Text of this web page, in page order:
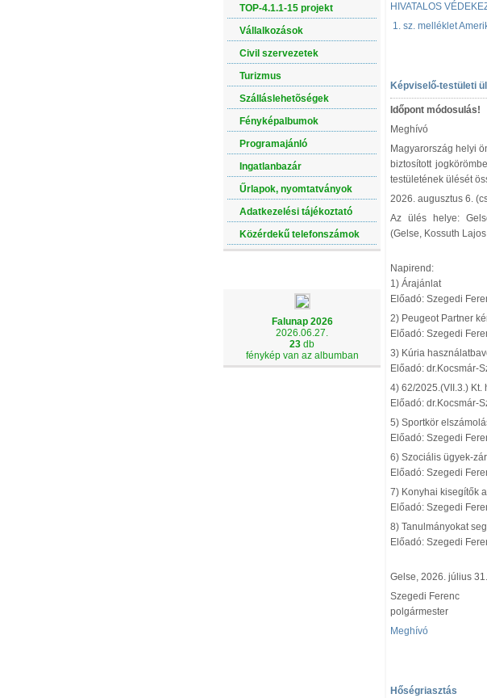
TOP-4.1.1-15 projekt
Vállalkozások
Civil szervezetek
Turizmus
Szálláslehetõségek
Fényképalbumok
Programajánló
Ingatlanbazár
Űrlapok, nyomtatványok
Adatkezelési tájékoztató
Közérdekű telefonszámok
Falunap 2026
2026.06.27.
23 db
fénykép van az albumban
HIVATALOS
1. sz. melléklet
Képviselő-testületi
Időpont módosulás!
Meghívó
Magyarország helyi
biztosított
testületének ülését
2026. augusztus 6.
Az ülés helye:
(Gelse, Kossuth
Napirend:
1) Árajánlat
Előadó: Szegedi
2) Peugeot Partner
Előadó: Szegedi
3) Kúria
Előadó: dr.Kocsmár-
4) 62/2025.(VII.3.)
Előadó: dr.Kocsmár-
5) Sportkör
Előadó: Szegedi
6) Szociális ügyek-
Előadó: Szegedi
7) Konyhai kisegítők
Előadó: Szegedi
8) Tanulmányokat
Előadó: Szegedi
Gelse, 2026. július 31.
Szegedi Ferenc
polgármester
Meghívó
Hőségriasztás